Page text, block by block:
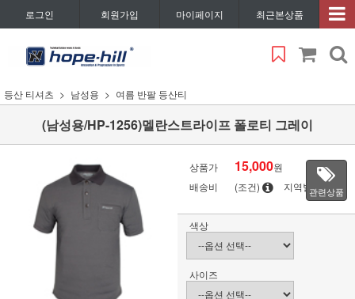
로그인 회원가입 마이페이지 최근본상품
등산 티셔츠 남성용 여름 반팔 등산티
(남성용/HP-1256)멜란스트라이프 폴로티 그레이
상품가 15,000원
배송비
(조건) 지역별관련상품
색상
사이즈